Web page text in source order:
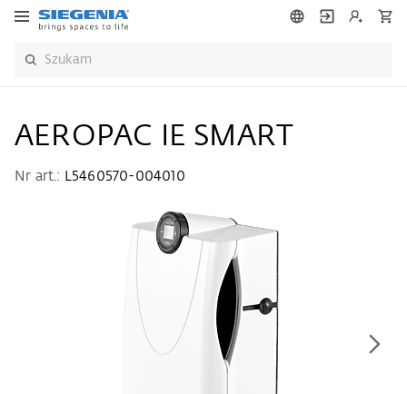
AEROPAC IE SMART
Nr art.: L5460570-004010